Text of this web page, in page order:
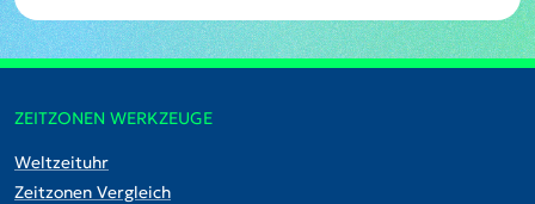
ZEITZONEN WERKZEUGE
Weltzeituhr
Zeitzonen Vergleich